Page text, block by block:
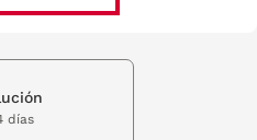
días